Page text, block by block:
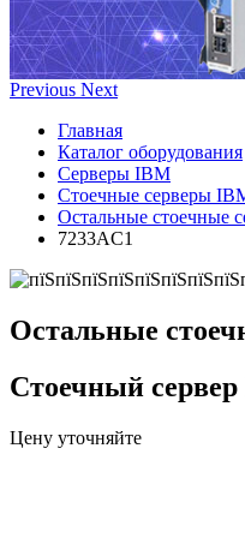
Previous Next
Главная
Каталог оборудования
Серверы IBM
Стоечные серверы
Остальные стоечные
7233AC1
Остальные
Стоечный
Цену уточняйте